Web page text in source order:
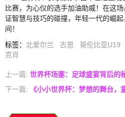
比赛，为心仪的选手加油助威！在这
证智慧与技巧的碰撞，年轻一代的崛
间！
标签： 北爱尔兰 古恩 哥伦比亚U19
克肖
上一篇: 世界杯场塞：足球盛宴背后的
下一篇: 《小小世界杯：梦想的舞台，